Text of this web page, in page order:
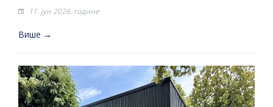
11. јун 2026. године
Више →